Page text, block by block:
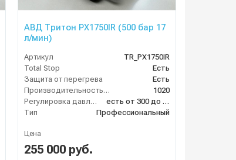
АВД Тритон PX1750IR (500 бар 17
л/мин)
Артикул
TR_PX1750IR
Total Stop
Есть
Защита от перегрева
Есть
Производительность (л/ч)
1020
Регулировка давления
есть от 300 до 520
Тип
Профессиональный
Цена
255 000 руб.